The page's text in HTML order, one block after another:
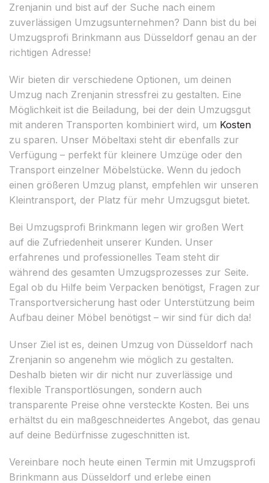
Zrenjanin und bist auf der Suche nach einem
zuverlässigen Umzugsunternehmen? Dann bist du bei
Umzugsprofi Brinkmann aus Düsseldorf genau an der
richtigen Adresse!
Wir bieten dir verschiedene Optionen, um deinen
Umzug nach Zrenjanin stressfrei zu gestalten. Eine
Möglichkeit ist die Beiladung, bei der dein Umzugsgut
mit anderen Transporten kombiniert wird, um Kosten
zu sparen. Unser Möbeltaxi steht dir ebenfalls zur
Verfügung – perfekt für kleinere Umzüge oder den
Transport einzelner Möbelstücke. Wenn du jedoch
einen größeren Umzug planst, empfehlen wir unseren
Kleintransport, der Platz für mehr Umzugsgut bietet.
Bei Umzugsprofi Brinkmann legen wir großen Wert
auf die Zufriedenheit unserer Kunden. Unser
erfahrenes und professionelles Team steht dir
während des gesamten Umzugsprozesses zur Seite.
Egal ob du Hilfe beim Verpacken benötigst, Fragen zur
Transportversicherung hast oder Unterstützung beim
Aufbau deiner Möbel benötigst – wir sind für dich da!
Unser Ziel ist es, deinen Umzug von Düsseldorf nach
Zrenjanin so angenehm wie möglich zu gestalten.
Deshalb bieten wir dir nicht nur zuverlässige und
flexible Transportlösungen, sondern auch
transparente Preise ohne versteckte Kosten. Bei uns
erhältst du ein maßgeschneidertes Angebot, das genau
auf deine Bedürfnisse zugeschnitten ist.
Vereinbare noch heute einen Termin mit Umzugsprofi
Brinkmann aus Düsseldorf und erlebe einen